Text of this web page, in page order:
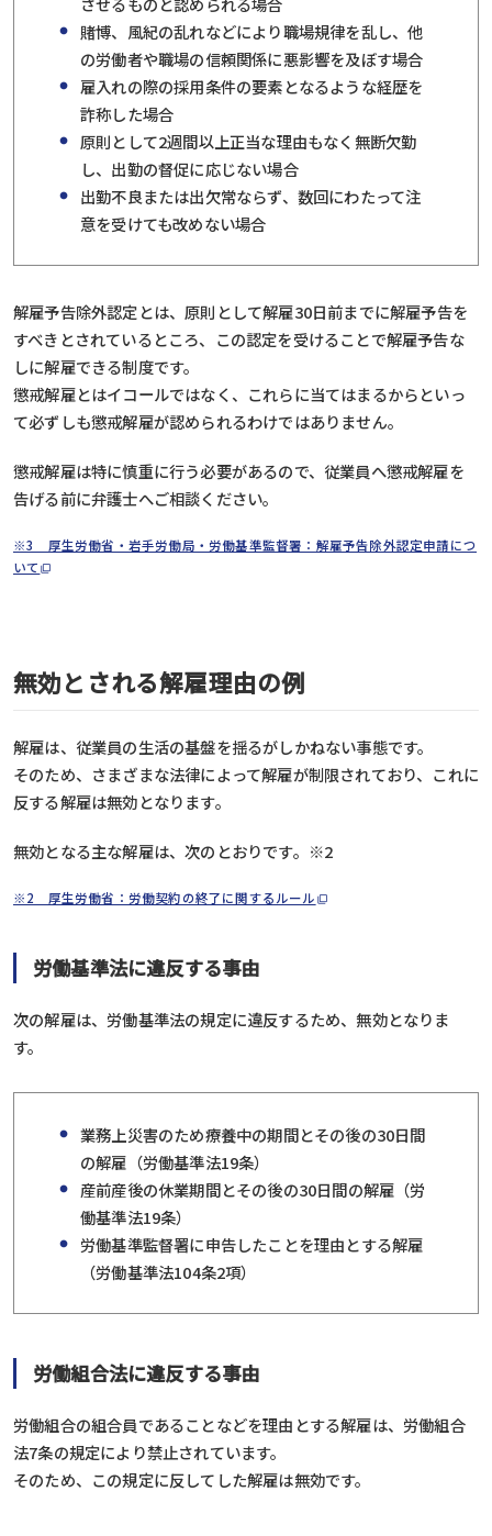
賭博、風紀の乱れなどにより職場規律を乱し、他
の労働者や職場の信頼関係に悪影響を及ぼす場合
雇入れの際の採用条件の要素となるような経歴を
詐称した場合
原則として2週間以上正当な理由もなく無断欠勤
し、出勤の督促に応じない場合
出勤不良または出欠常ならず、数回にわたって注
意を受けても改めない場合
解雇予告除外認定とは、原則として解雇30日前までに解雇予告を
すべきとされているところ、この認定を受けることで解雇予告な
しに解雇できる制度です。
懲戒解雇とはイコールではなく、これらに当てはまるからといっ
て必ずしも懲戒解雇が認められるわけではありません。
懲戒解雇は特に慎重に行う必要があるので、従業員へ懲戒解雇を
告げる前に弁護士へご相談ください。
※3 厚生労働省・岩手労働局・労働基準監督署：解雇予告除外認定申請につ
いて
無効とされる解雇理由の例
解雇は、従業員の生活の基盤を揺るがしかねない事態です。
そのため、さまざまな法律によって解雇が制限されており、これに
反する解雇は無効となります。
無効となる主な解雇は、次のとおりです。 ※2
※2 厚生労働省：労働契約の終了に関するルール
労働基準法に違反する事由
次の解雇は、労働基準法の規定に違反するため、無効となりま
す。
業務上災害のため療養中の期間とその後の30日間
の解雇（労働基準法19条）
産前産後の休業期間とその後の30日間の解雇（労
働基準法19条）
労働基準監督署に申告したことを理由とする解雇
（労働基準法104条2項）
労働組合法に違反する事由
労働組合の組合員であることなどを理由とする解雇は、労働組合
法7条の規定により禁止されています。
そのため、この規定に反してした解雇は無効です。